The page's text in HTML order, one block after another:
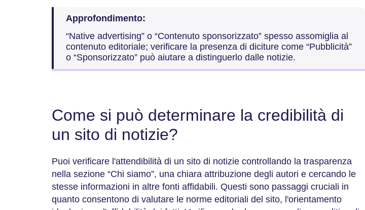
Approfondimento:
“Native advertising” o “Contenuto sponsorizzato” spesso assomiglia al
contenuto editoriale; verificare la presenza di diciture come “Pubblicità”
o “Sponsorizzato” può aiutare a distinguerlo dalle notizie.
Come si può determinare la credibilità di
un sito di notizie?
Puoi verificare l'attendibilità di un sito di notizie controllando la trasparenza
nella sezione “Chi siamo”, una chiara attribuzione degli autori e cercando le
stesse informazioni in altre fonti affidabili. Questi sono passaggi cruciali in
quanto consentono di valutare le norme editoriali del sito, l'orientamento